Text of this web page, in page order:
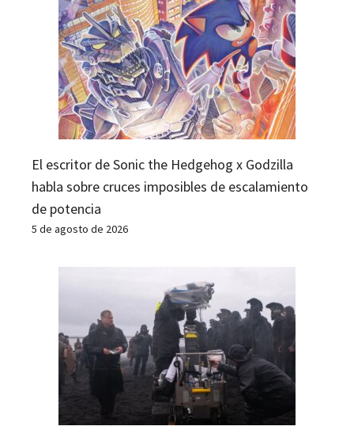
El escritor de Sonic the Hedgehog x Godzilla
habla sobre cruces imposibles de escalamiento
de potencia
5 de agosto de 2026